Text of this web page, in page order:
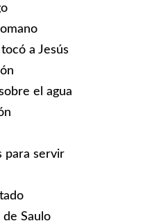
a Jesús
el agua
para servir
Saulo